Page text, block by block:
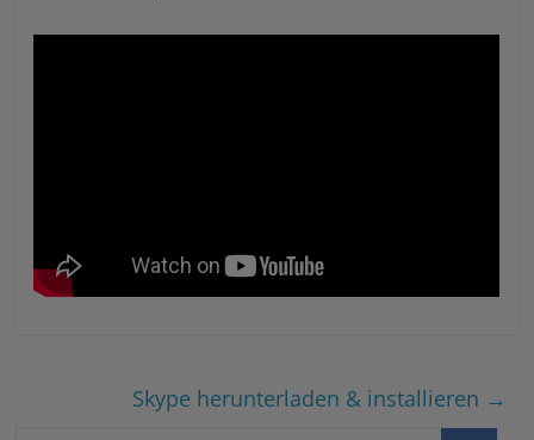
Skype herunterladen & installieren →